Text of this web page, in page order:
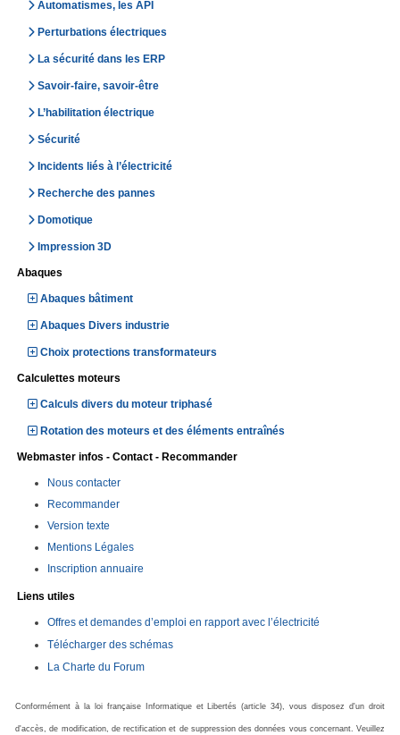
Automatismes, les API
Perturbations électriques
La sécurité dans les ERP
Savoir-faire, savoir-être
L’habilitation électrique
Sécurité
Incidents liés à l’électricité
Recherche des pannes
Domotique
Impression 3D
Abaques
Abaques bâtiment
Abaques Divers industrie
Choix protections transformateurs
Calculettes moteurs
Calculs divers du moteur triphasé
Rotation des moteurs et des éléments entraînés
Webmaster infos - Contact - Recommander
Nous contacter
Recommander
Version texte
Mentions Légales
Inscription annuaire
Liens utiles
Offres et demandes d’emploi en rapport avec l’électricité
Télécharger des schémas
La Charte du Forum
Conformément à la loi française Informatique et Libertés (article 34), vous disposez d'un droit
d'accès, de modification, de rectification et de suppression des données vous concernant. Veuillez